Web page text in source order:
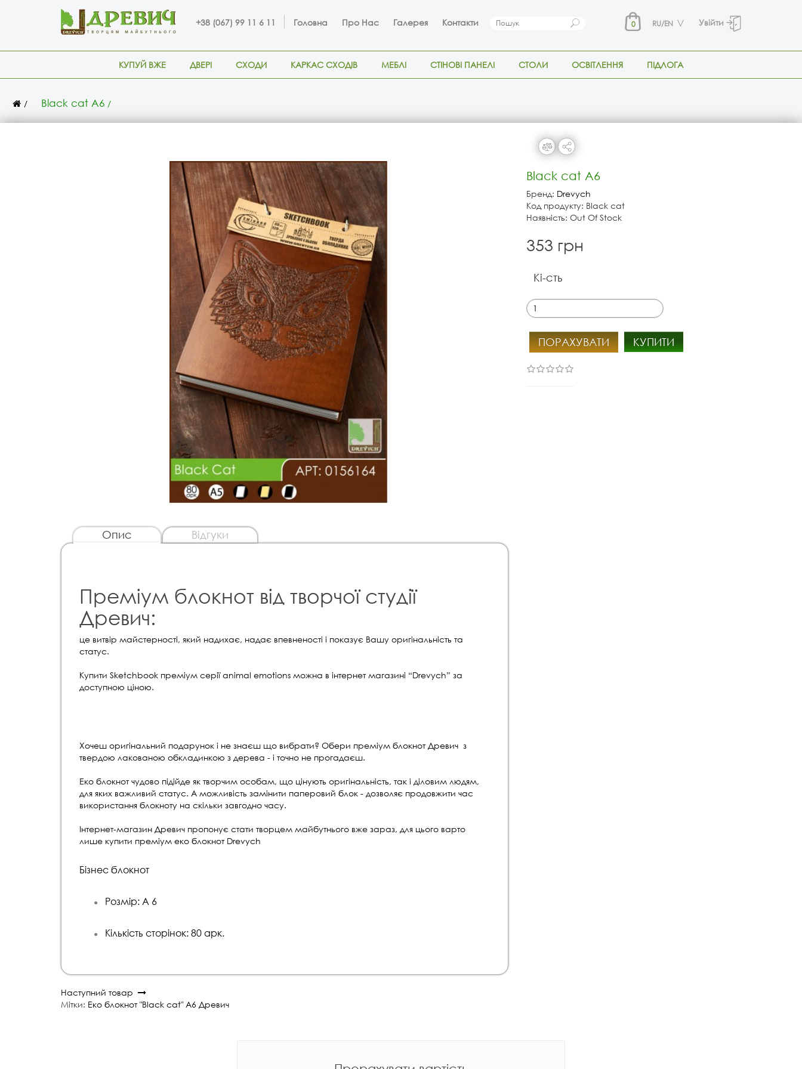
+38 (067) 99 11 6 11 Головна Про Нас Галерея Контакти 0 RU/EN Увійти
КУПУЙ ВЖЕ ДВЕРІ СХОДИ КАРКАС СХОДІВ МЕБЛІ СТІНОВІ ПАНЕЛІ СТОЛИ ОСВІТЛЕННЯ ПІДЛОГА
Black cat А6
Опис Відгуки
Преміум блокнот від творчої студії
Древич:
це витвір майстерності, який надихає, надає впевненості і показує Вашу оригінальність та
статус.
Купити Sketchbook преміум серії animal emotions можна в інтернет магазині “Drevych” за
доступною ціною.
Хочеш оригінальний подарунок і не знаєш що вибрати? Обери преміум блокнот Древич з
твердою лакованою обкладинкою з дерева - і точно не прогадаєш.
Еко блокнот чудово підійде як творчим особам, що цінують оригінальність, так і діловим людям,
для яких важливий статус. А можливість замінити паперовий блок - дозволяє продовжити час
використання блокноту на скільки завгодно часу.
Інтернет-магазин Древич пропонує стати творцем майбутнього вже зараз, для цього варто
лише купити преміум еко блокнот Drevych
Бізнес блокнот
● Розмір: А 6
● Кількість сторінок:80 арк.
Наступний товар
Black cat А6
Бренд: Drevych
Код продукту: Black cat
Наявність: Out Of Stock
353 грн
Кі-сть
ПОРАХУВАТИ КУПИТИ
Мітки: Еко блокнот "Black cat" А6 Древич